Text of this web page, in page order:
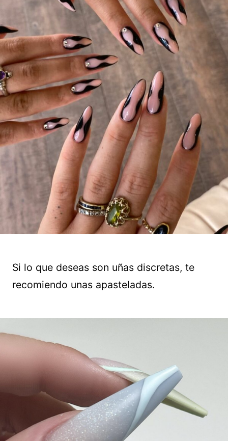
Si lo que deseas son uñas discretas, te
recomiendo unas apasteladas.